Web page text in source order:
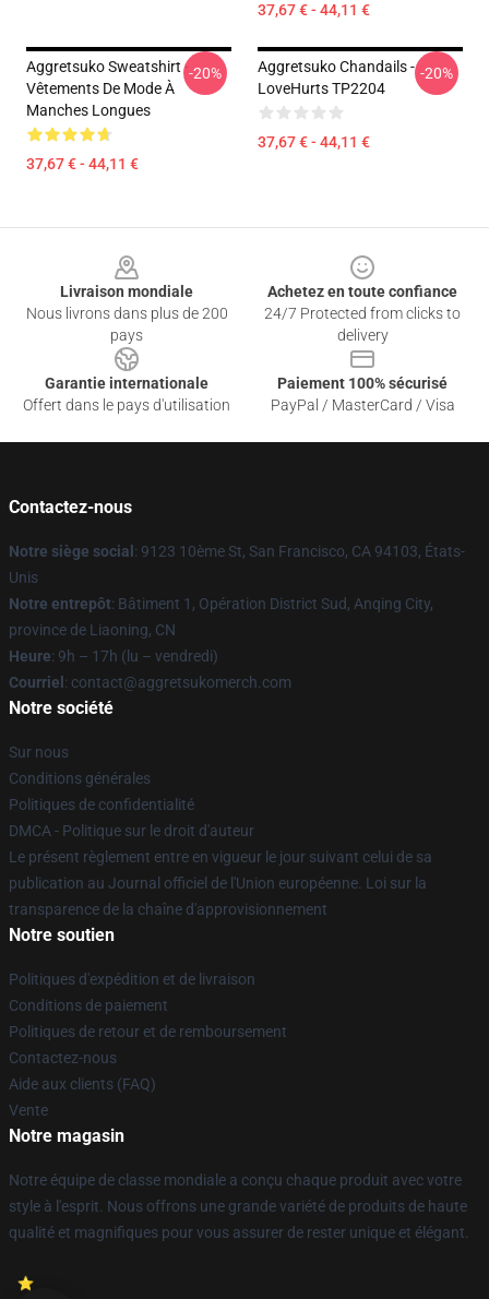
37,67 € - 44,11 €
Aggretsuko Sweatshirt -
Vêtements De Mode À
Manches Longues
37,67 € - 44,11 €
-20%
Aggretsuko Chandails -
LoveHurts TP2204
37,67 € - 44,11 €
-20%
Livraison mondiale
Nous livrons dans plus de 200
pays
Achetez en toute confiance
24/7 Protected from clicks to
delivery
Garantie internationale
Offert dans le pays d'utilisation
Paiement 100% sécurisé
PayPal / MasterCard / Visa
Contactez-nous
Notre siège social : 9123 10ème St, San Francisco, CA 94103, États-
Unis
Notre entrepôt: Bâtiment 1, Opération District Sud, Anqing City,
province de Liaoning, CN
Heure: 9h – 17h (lu – vendredi)
Courriel : contact@aggretsukomerch.com
Notre société
Sur nous
Conditions générales
Politiques de confidentialité
DMCA - Politique sur le droit d'auteur
Le présent règlement entre en vigueur le jour suivant celui de sa
publication au Journal officiel de l'Union européenne. Loi sur la
transparence de la chaîne d'approvisionnement
Notre soutien
Politiques d'expédition et de livraison
Conditions de paiement
Politiques de retour et de remboursement
Contactez-nous
Aide aux clients (FAQ)
Vente
Notre magasin
Notre équipe de classe mondiale a conçu chaque produit avec votre
style à l'esprit. Nous offrons une grande variété de produits de haute
qualité et magnifiques pour vous assurer de rester unique et élégant.